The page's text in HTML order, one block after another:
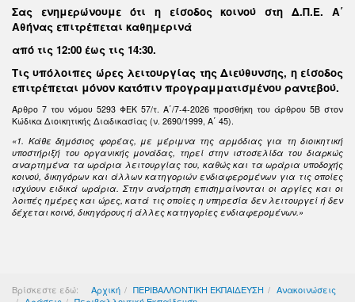
Σας ενημερώνουμε ότι η είσοδος κοινού στη Δ.Π.Ε. Α΄
Αθήνας επιτρέπεται καθημερινά
από τις 12:00 έως τις 14:30.
Τις υπόλοιπες ώρες λειτουργίας της Διεύθυνσης, η είσοδος
επιτρέπεται μόνον κατόπιν προγραμματισμένου ραντεβού.
Άρθρο 7 του νόμου 5293 ΦΕΚ 57/τ. Α΄/7-4-2026 προσθήκη του άρθρου 5Β στον
Κώδικα Διοικητικής Διαδικασίας (ν. 2690/1999, Α΄ 45).
«1. Κάθε δημόσιος φορέας, με μέριμνα της αρμόδιας για τη διοικητική
υποστήριξή του οργανικής μονάδας, τηρεί στην ιστοσελίδα του διαρκώς
αναρτημένα τα ωράρια λειτουργίας του, καθώς και τα ωράρια υποδοχής
κοινού, δικηγόρων και άλλων κατηγοριών ενδιαφερομένων για τις οποίες
ισχύουν ειδικά ωράρια. Στην ανάρτηση επισημαίνονται οι αργίες και οι
λοιπές ημέρες και ώρες, κατά τις οποίες η υπηρεσία δεν λειτουργεί ή δεν
δέχεται κοινό, δικηγόρους ή άλλες κατηγορίες ενδιαφερομένων.»
Βρίσκεστε εδώ: Αρχική ΠΕΡΙΒΑΛΛΟΝΤΙΚΗ ΕΚΠΑΙΔΕΥΣΗ
Ανακοινώσεις